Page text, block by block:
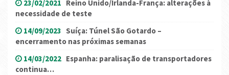
23/02/2021 Reino Unido/Irlanda-França: alterações à
necessidade de teste
14/09/2023 Suíça: Túnel São Gotardo –
encerramento nas próximas semanas
14/03/2022 Espanha: paralisação de transportadores
continua…